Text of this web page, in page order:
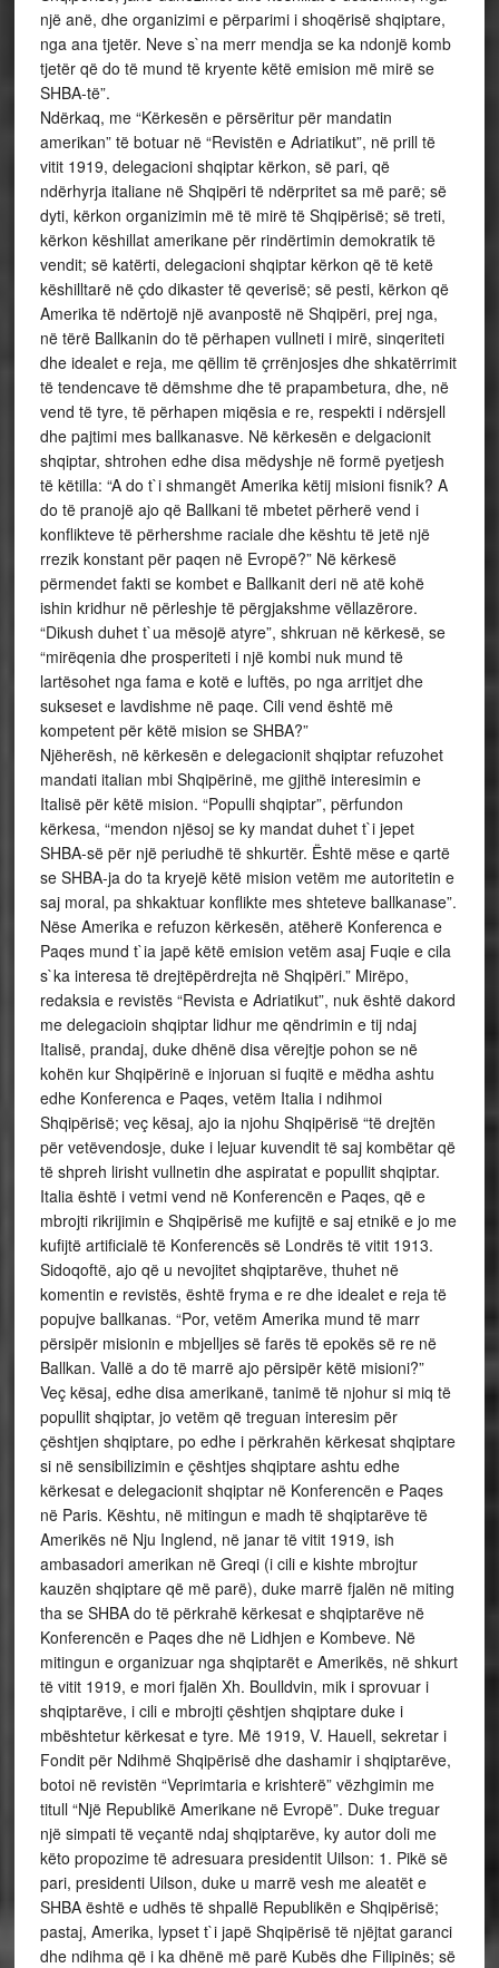
një anë, dhe organizimi e përparimi i shoqërisë shqiptare,
nga ana tjetër. Neve s`na merr mendja se ka ndonjë komb
tjetër që do të mund të kryente këtë emision më mirë se
SHBA-të”.
Ndërkaq, me “Kërkesën e përsëritur për mandatin
amerikan” të botuar në “Revistën e Adriatikut”, në prill të
vitit 1919, delegacioni shqiptar kërkon, së pari, që
ndërhyrja italiane në Shqipëri të ndërpritet sa më parë; së
dyti, kërkon organizimin më të mirë të Shqipërisë; së treti,
kërkon këshillat amerikane për rindërtimin demokratik të
vendit; së katërti, delegacioni shqiptar kërkon që të ketë
këshilltarë në çdo dikaster të qeverisë; së pesti, kërkon që
Amerika të ndërtojë një avanpostë në Shqipëri, prej nga,
në tërë Ballkanin do të përhapen vullneti i mirë, sinqeriteti
dhe idealet e reja, me qëllim të çrrënjosjes dhe shkatërrimit
të tendencave të dëmshme dhe të prapambetura, dhe, në
vend të tyre, të përhapen miqësia e re, respekti i ndërsjell
dhe pajtimi mes ballkanasve. Në kërkesën e delgacionit
shqiptar, shtrohen edhe disa mëdyshje në formë pyetjesh
të këtilla: “A do t`i shmangët Amerika këtij misioni fisnik? A
do të pranojë ajo që Ballkani të mbetet përherë vend i
konflikteve të përhershme raciale dhe kështu të jetë një
rrezik konstant për paqen në Evropë?” Në kërkesë
përmendet fakti se kombet e Ballkanit deri në atë kohë
ishin kridhur në përleshje të përgjakshme vëllazërore.
“Dikush duhet t`ua mësojë atyre”, shkruan në kërkesë, se
“mirëqenia dhe prosperiteti i një kombi nuk mund të
lartësohet nga fama e kotë e luftës, po nga arritjet dhe
sukseset e lavdishme në paqe. Cili vend është më
kompetent për këtë mision se SHBA?”
Njëherësh, në kërkesën e delegacionit shqiptar refuzohet
mandati italian mbi Shqipërinë, me gjithë interesimin e
Italisë për këtë mision. “Populli shqiptar”, përfundon
kërkesa, “mendon njësoj se ky mandat duhet t`i jepet
SHBA-së për një periudhë të shkurtër. Është mëse e qartë
se SHBA-ja do ta kryejë këtë mision vetëm me autoritetin e
saj moral, pa shkaktuar konflikte mes shteteve ballkanase”.
Nëse Amerika e refuzon kërkesën, atëherë Konferenca e
Paqes mund t`ia japë këtë emision vetëm asaj Fuqie e cila
s`ka interesa të drejtëpërdrejta në Shqipëri.” Mirëpo,
redaksia e revistës “Revista e Adriatikut”, nuk është dakord
me delegacioin shqiptar lidhur me qëndrimin e tij ndaj
Italisë, prandaj, duke dhënë disa vërejtje pohon se në
kohën kur Shqipërinë e injoruan si fuqitë e mëdha ashtu
edhe Konferenca e Paqes, vetëm Italia i ndihmoi
Shqipërisë; veç kësaj, ajo ia njohu Shqipërisë “të drejtën
për vetëvendosje, duke i lejuar kuvendit të saj kombëtar që
të shpreh lirisht vullnetin dhe aspiratat e popullit shqiptar.
Italia është i vetmi vend në Konferencën e Paqes, që e
mbrojti rikrijimin e Shqipërisë me kufijtë e saj etnikë e jo me
kufijtë artificialë të Konferencës së Londrës të vitit 1913.
Sidoqoftë, ajo që u nevojitet shqiptarëve, thuhet në
komentin e revistës, është fryma e re dhe idealet e reja të
popujve ballkanas. “Por, vetëm Amerika mund të marr
përsipër misionin e mbjelljes së farës të epokës së re në
Ballkan. Vallë a do të marrë ajo përsipër këtë misioni?”
Veç kësaj, edhe disa amerikanë, tanimë të njohur si miq të
popullit shqiptar, jo vetëm që treguan interesim për
çështjen shqiptare, po edhe i përkrahën kërkesat shqiptare
si në sensibilizimin e çështjes shqiptare ashtu edhe
kërkesat e delegacionit shqiptar në Konferencën e Paqes
në Paris. Kështu, në mitingun e madh të shqiptarëve të
Amerikës në Nju Inglend, në janar të vitit 1919, ish
ambasadori amerikan në Greqi (i cili e kishte mbrojtur
kauzën shqiptare që më parë), duke marrë fjalën në miting
tha se SHBA do të përkrahë kërkesat e shqiptarëve në
Konferencën e Paqes dhe në Lidhjen e Kombeve. Në
mitingun e organizuar nga shqiptarët e Amerikës, në shkurt
të vitit 1919, e mori fjalën Xh. Boulldvin, mik i sprovuar i
shqiptarëve, i cili e mbrojti çështjen shqiptare duke i
mbështetur kërkesat e tyre. Më 1919, V. Hauell, sekretar i
Fondit për Ndihmë Shqipërisë dhe dashamir i shqiptarëve,
botoi në revistën “Veprimtaria e krishterë” vëzhgimin me
titull “Një Republikë Amerikane në Evropë”. Duke treguar
një simpati të veçantë ndaj shqiptarëve, ky autor doli me
këto propozime të adresuara presidentit Uilson: 1. Pikë së
pari, presidenti Uilson, duke u marrë vesh me aleatët e
SHBA është e udhës të shpallë Republikën e Shqipërisë;
pastaj, Amerika, lypset t`i japë Shqipërisë të njëjtat garanci
dhe ndihma që i ka dhënë më parë Kubës dhe Filipinës; së